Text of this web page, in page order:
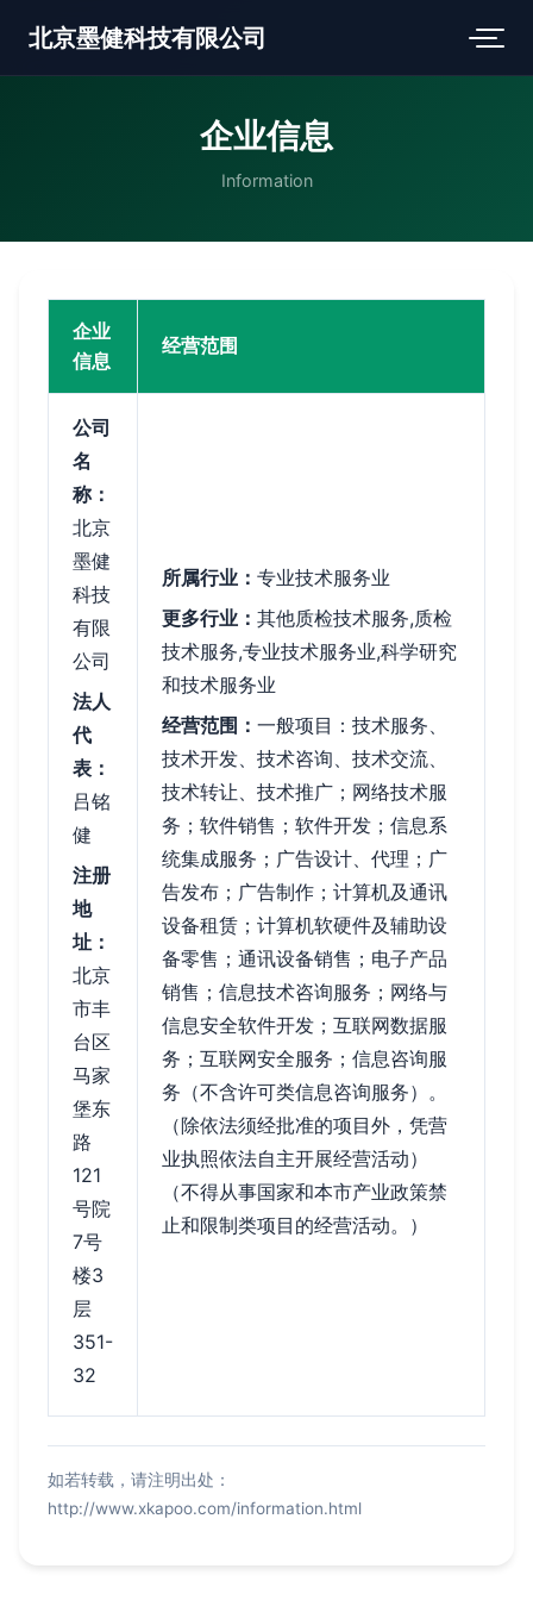
北京墨健科技有限公司
企业信息
Information
企业
信息
经营范围
公司
名
称：
北京
墨健
科技
有限
公司
法人
代
表：
吕铭
健
注册
地
址：
北京
市丰
台区
马家
堡东
路
121
号院
7号
楼3
层
351-
32
所属行业： 专业技术服务业
更多行业： 其他质检技术服务,质检
技术服务,专业技术服务业,科学研究
和技术服务业
经营范围： 一般项目：技术服务、
技术开发、技术咨询、技术交流、
技术转让、技术推广；网络技术服
务；软件销售；软件开发；信息系
统集成服务；广告设计、代理；广
告发布；广告制作；计算机及通讯
设备租赁；计算机软硬件及辅助设
备零售；通讯设备销售；电子产品
销售；信息技术咨询服务；网络与
信息安全软件开发；互联网数据服
务；互联网安全服务；信息咨询服
务（不含许可类信息咨询服务）。
（除依法须经批准的项目外，凭营
业执照依法自主开展经营活动）
（不得从事国家和本市产业政策禁
止和限制类项目的经营活动。）
如若转载，请注明出处：
http://www.xkapoo.com/information.html